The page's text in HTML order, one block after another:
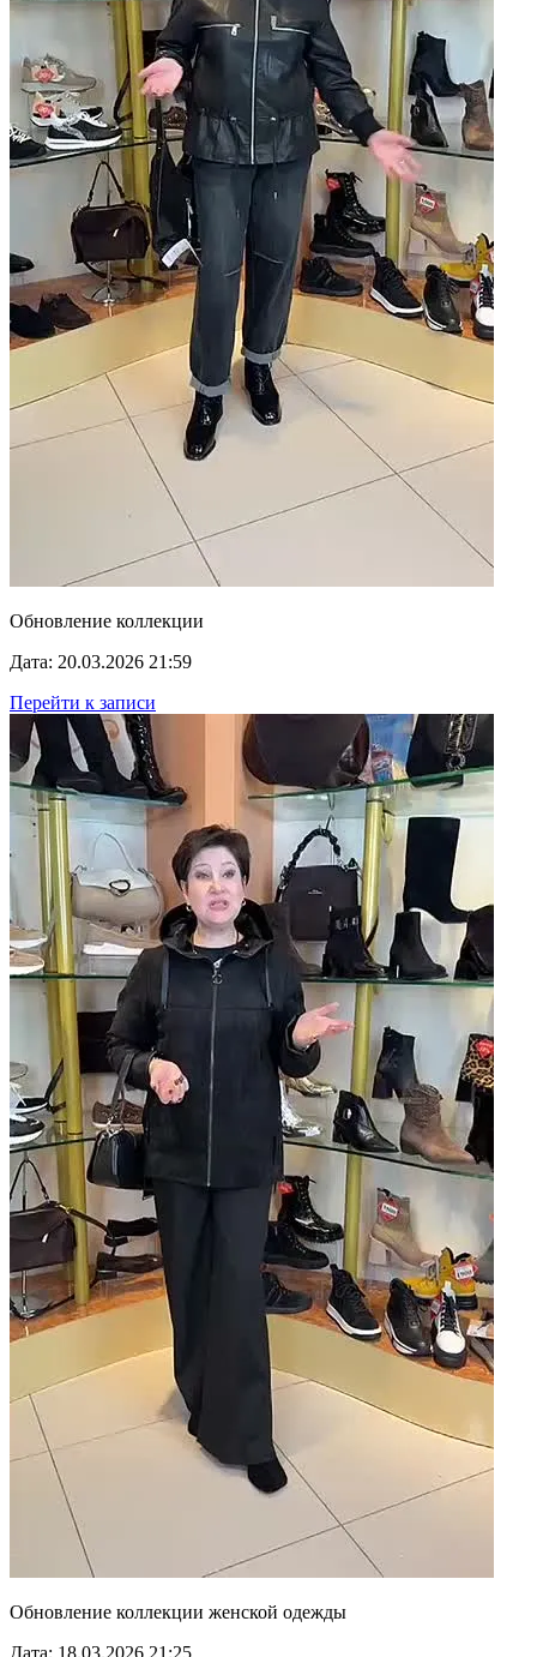
Обновление коллекции
Дата: 20.03.2026 21:59
Перейти к записи
Обновление коллекции женской одежды
Дата: 18.03.2026 21:25